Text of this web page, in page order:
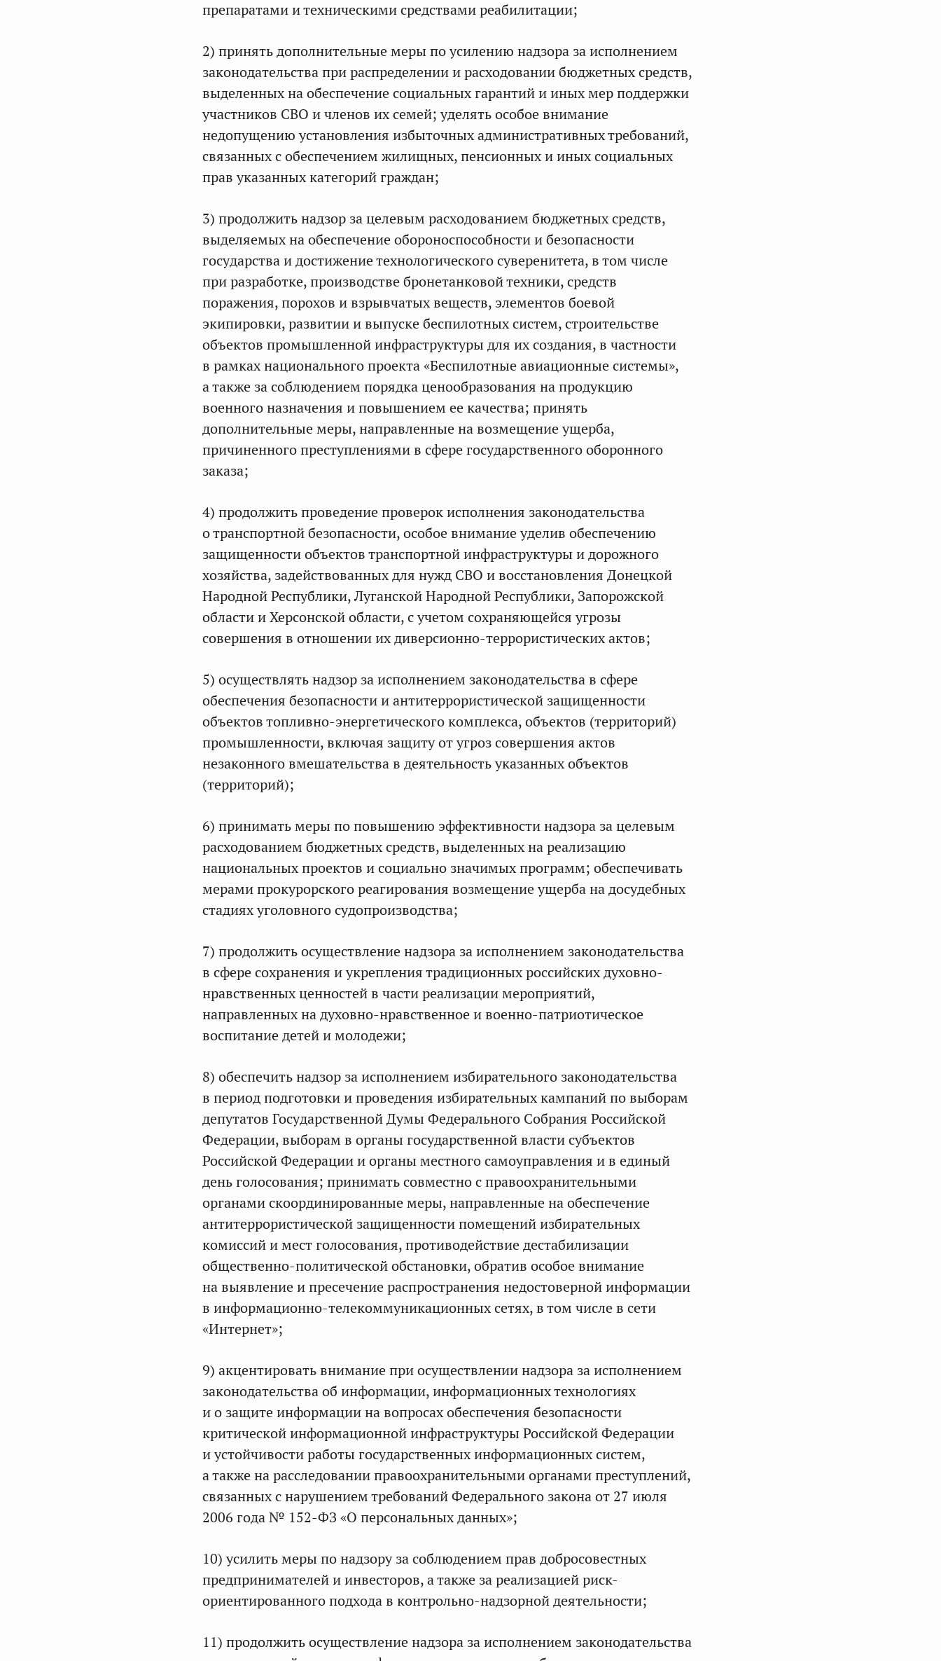
препаратами и техническими средствами реабилитации;
2) принять дополнительные меры по усилению надзора за исполнением
законодательства при распределении и расходовании бюджетных средств,
выделенных на обеспечение социальных гарантий и иных мер поддержки
участников СВО и членов их семей; уделять особое внимание
недопущению установления избыточных административных требований,
связанных с обеспечением жилищных, пенсионных и иных социальных
прав указанных категорий граждан;
3) продолжить надзор за целевым расходованием бюджетных средств,
выделяемых на обеспечение обороноспособности и безопасности
государства и достижение технологического суверенитета, в том числе
при разработке, производстве бронетанковой техники, средств
поражения, порохов и взрывчатых веществ, элементов боевой
экипировки, развитии и выпуске беспилотных систем, строительстве
объектов промышленной инфраструктуры для их создания, в частности
в рамках национального проекта «Беспилотные авиационные системы»,
а также за соблюдением порядка ценообразования на продукцию
военного назначения и повышением ее качества; принять
дополнительные меры, направленные на возмещение ущерба,
причиненного преступлениями в сфере государственного оборонного
заказа;
4) продолжить проведение проверок исполнения законодательства
о транспортной безопасности, особое внимание уделив обеспечению
защищенности объектов транспортной инфраструктуры и дорожного
хозяйства, задействованных для нужд СВО и восстановления Донецкой
Народной Республики, Луганской Народной Республики, Запорожской
области и Херсонской области, с учетом сохраняющейся угрозы
совершения в отношении их диверсионно-террористических актов;
5) осуществлять надзор за исполнением законодательства в сфере
обеспечения безопасности и антитеррористической защищенности
объектов топливно-энергетического комплекса, объектов (территорий)
промышленности, включая защиту от угроз совершения актов
незаконного вмешательства в деятельность указанных объектов
(территорий);
6) принимать меры по повышению эффективности надзора за целевым
расходованием бюджетных средств, выделенных на реализацию
национальных проектов и социально значимых программ; обеспечивать
мерами прокурорского реагирования возмещение ущерба на досудебных
стадиях уголовного судопроизводства;
7) продолжить осуществление надзора за исполнением законодательства
в сфере сохранения и укрепления традиционных российских духовно-
нравственных ценностей в части реализации мероприятий,
направленных на духовно-нравственное и военно-патриотическое
воспитание детей и молодежи;
8) обеспечить надзор за исполнением избирательного законодательства
в период подготовки и проведения избирательных кампаний по выборам
депутатов Государственной Думы Федерального Собрания Российской
Федерации, выборам в органы государственной власти субъектов
Российской Федерации и органы местного самоуправления и в единый
день голосования; принимать совместно с правоохранительными
органами скоординированные меры, направленные на обеспечение
антитеррористической защищенности помещений избирательных
комиссий и мест голосования, противодействие дестабилизации
общественно-политической обстановки, обратив особое внимание
на выявление и пресечение распространения недостоверной информации
в информационно-телекоммуникационных сетях, в том числе в сети
«Интернет»;
9) акцентировать внимание при осуществлении надзора за исполнением
законодательства об информации, информационных технологиях
и о защите информации на вопросах обеспечения безопасности
критической информационной инфраструктуры Российской Федерации
и устойчивости работы государственных информационных систем,
а также на расследовании правоохранительными органами преступлений,
связанных с нарушением требований Федерального закона от 27 июля
2006 года № 152-ФЗ «О персональных данных»;
10) усилить меры по надзору за соблюдением прав добросовестных
предпринимателей и инвесторов, а также за реализацией риск-
ориентированного подхода в контрольно-надзорной деятельности;
11) продолжить осуществление надзора за исполнением законодательства